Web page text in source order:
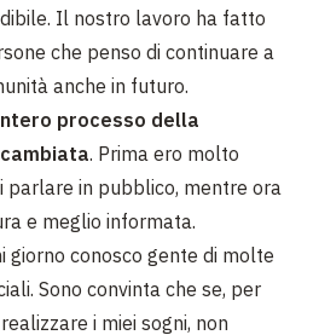
Il nostro lavoro ha fatto
che penso di continuare a
anche in futuro.
processo della
. Prima ero molto
parlare in pubblico, mentre ora
e meglio informata.
giorno conosco gente di molte
Sono convinta che se, per
i miei sogni, non